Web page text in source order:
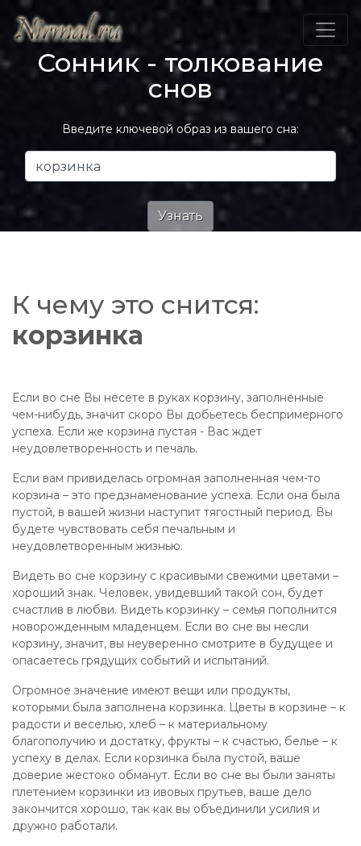
Сонник - толкование
снов
Введите ключевой образ из вашего сна:
К чему это снится:
корзинка
Если во сне Вы несете в руках корзину, заполненные
чем-нибудь, значит скоро Вы добьетесь беспримерного
успеха. Если же корзина пустая - Вас ждет
неудовлетворенность и печаль.
Если вам привиделась огромная заполненная чем-то
корзина – это предзнаменование успеха. Если она была
пустой, в вашей жизни наступит тягостный период. Вы
будете чувствовать себя печальным и
неудовлетворенным жизнью.
Видеть во сне корзину с красивыми свежими цветами –
хороший знак. Человек, увидевший такой сон, будет
счастлив в любви. Видеть корзинку – семья пополнится
новорожденным младенцем. Если во сне вы несли
корзину, значит, вы неуверенно смотрите в будущее и
опасаетесь грядущих событий и испытаний.
Огромное значение имеют вещи или продукты,
которыми была заполнена корзинка. Цветы в корзине – к
радости и веселью, хлеб – к материальному
благополучию и достатку, фрукты – к счастью, белье – к
успеху в делах. Если корзинка была пустой, ваше
доверие жестоко обманут. Если во сне вы были заняты
плетением корзинки из ивовых прутьев, ваше дело
закончится хорошо, так как вы объединили усилия и
дружно работали.